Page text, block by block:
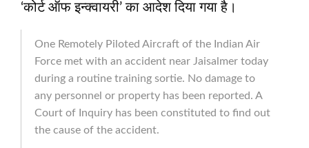
‘कोर्ट ऑफ इन्क्वायरी’ का आदेश दिया गया है।
One Remotely Piloted Aircraft of the Indian Air
Force met with an accident near Jaisalmer today
during a routine training sortie. No damage to
any personnel or property has been reported. A
Court of Inquiry has been constituted to find out
the cause of the accident.